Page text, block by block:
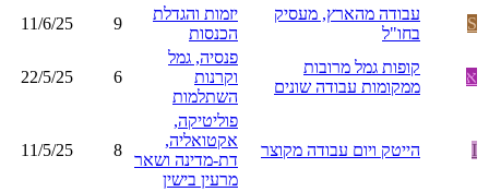
S
עבודה מהארץ, מעסיק
בחו"ל
יזמות והגדלת
הכנסות
9
11/6/25
א
קופות גמל מרובות
ממקומות עבודה שונים
פנסיה, גמל
וקרנות
השתלמות
6
22/5/25
I הייטק ויום עבודה מקוצר
פוליטיקה,
אקטואליה,
דת-מדינה ושאר
מרעין בישין
8
11/5/25